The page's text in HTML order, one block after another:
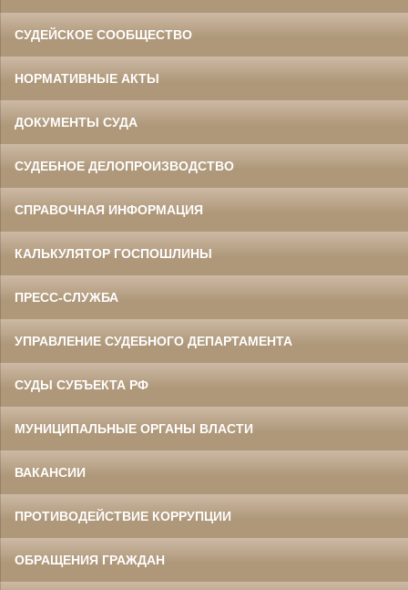
СУДЕЙСКОЕ СООБЩЕСТВО
НОРМАТИВНЫЕ АКТЫ
ДОКУМЕНТЫ СУДА
СУДЕБНОЕ ДЕЛОПРОИЗВОДСТВО
СПРАВОЧНАЯ ИНФОРМАЦИЯ
КАЛЬКУЛЯТОР ГОСПОШЛИНЫ
ПРЕСС-СЛУЖБА
УПРАВЛЕНИЕ СУДЕБНОГО ДЕПАРТАМЕНТА
СУДЫ СУБЪЕКТА РФ
МУНИЦИПАЛЬНЫЕ ОРГАНЫ ВЛАСТИ
ВАКАНСИИ
ПРОТИВОДЕЙСТВИЕ КОРРУПЦИИ
ОБРАЩЕНИЯ ГРАЖДАН